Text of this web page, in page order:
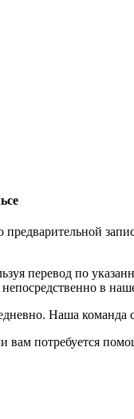
предварительной
перевод по
в
Наша
вам потребуется